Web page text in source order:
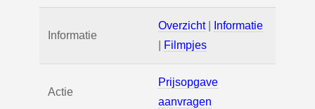
Informatie
Overzicht|
Informatie
Filmpjes
Actie
Prijsopgave
aanvragen